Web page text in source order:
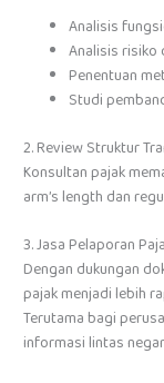
Analisis
Analisis risiko
Penentuan
Studi
2. Review Struktur
Konsultan pajak
arm’s length dan
3. Jasa Pelaporan
Dengan dukungan
pajak menjadi lebih
Terutama bagi
informasi lintas